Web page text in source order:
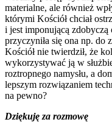
materialne, ale również
którymi Kościół chciał
i jest imponującą
przyczyniła się ona np. do
Kościół nie twierdził, że
wykorzystywać ją w
roztropnego namysłu, a
lepszym rozwiązaniem
na pewno?
Dziękuję za rozmowę